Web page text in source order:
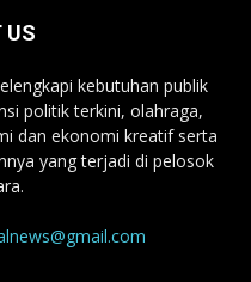
US
kebutuhan publik
politik terkini, olahraga,
dan ekonomi kreatif serta
yang terjadi di pelosok